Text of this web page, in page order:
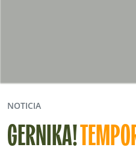
NOTICIA
GERNIKA!